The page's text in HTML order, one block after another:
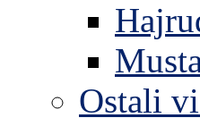
Ostali